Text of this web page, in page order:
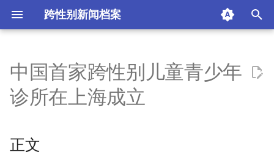
跨性别新闻档案
a
正文
摘要与附加信息
中国首家跨性别儿童青少年
诊所在上海成立
正文